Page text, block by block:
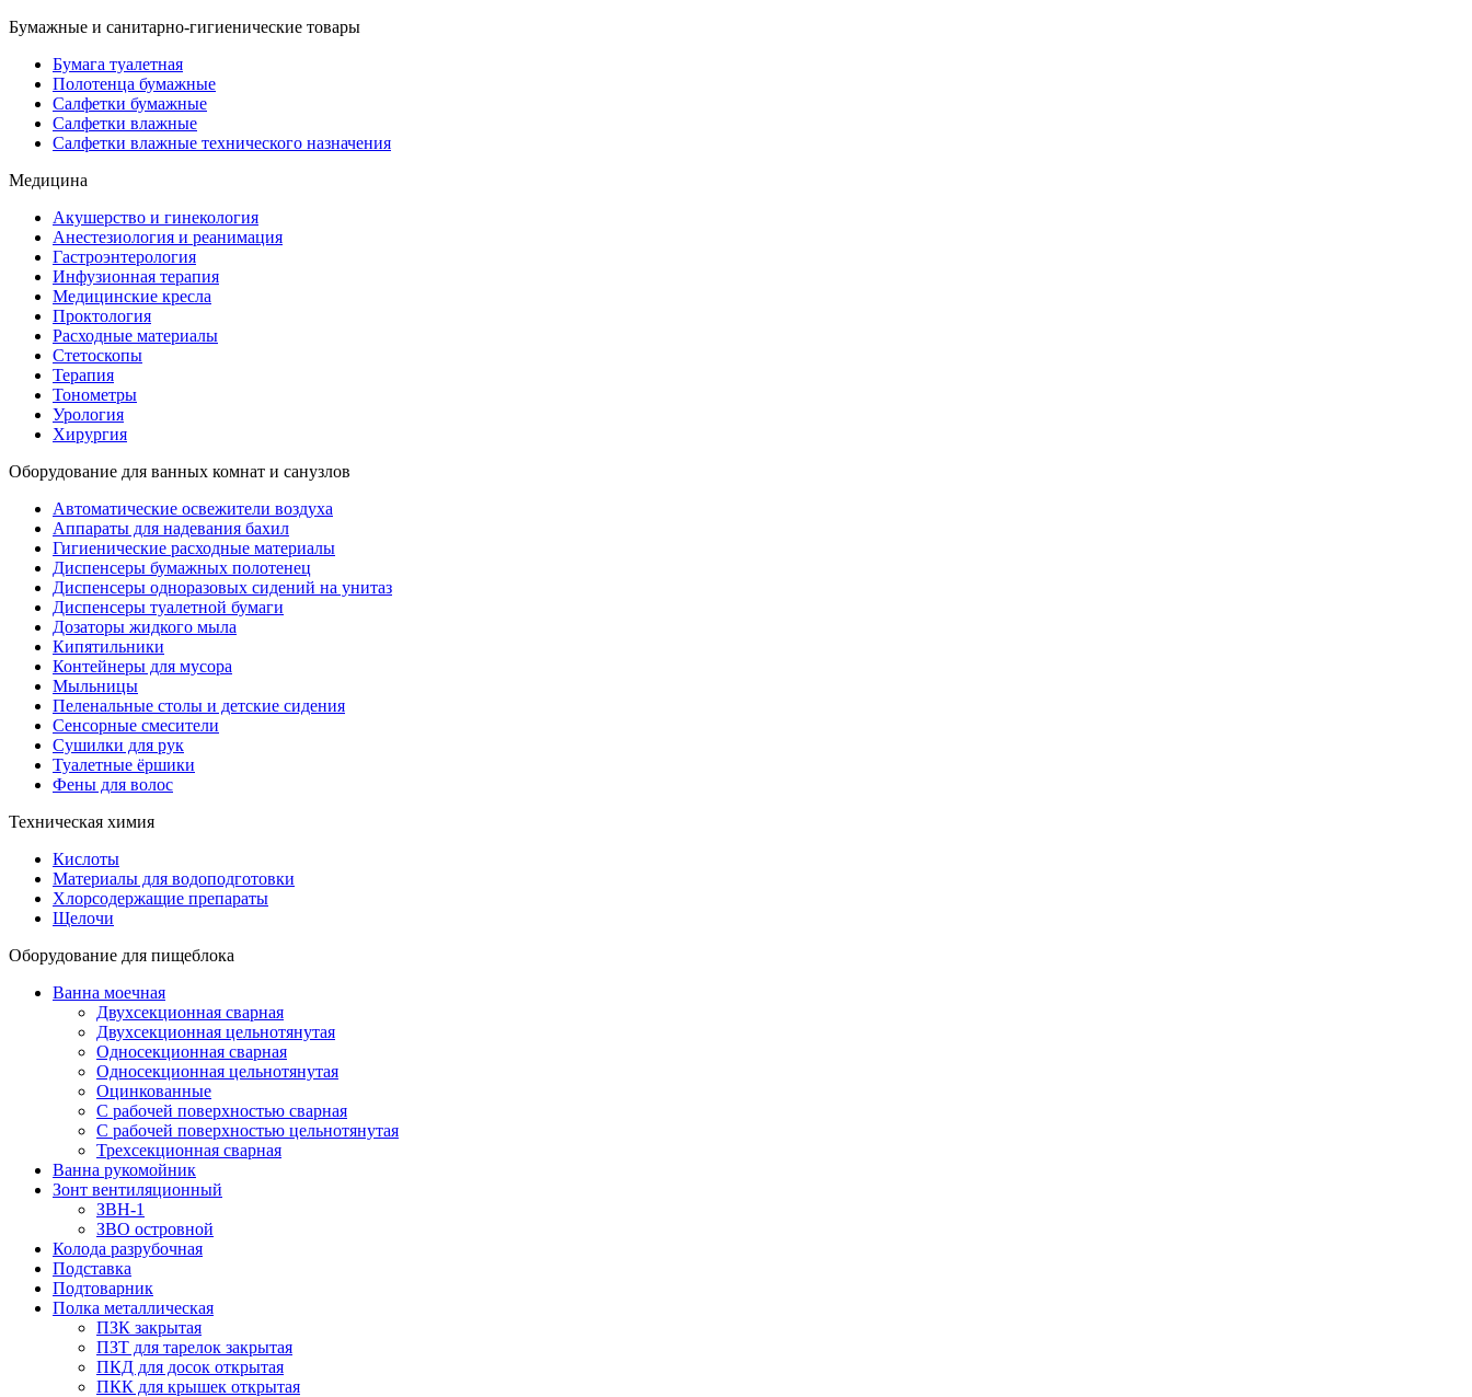
Бумажные и санитарно-гигиенические товары
Бумага туалетная
Полотенца бумажные
Салфетки бумажные
Салфетки влажные
Салфетки влажные технического назначения
Медицина
Акушерство и гинекология
Анестезиология и реанимация
Гастроэнтерология
Инфузионная терапия
Медицинские кресла
Проктология
Расходные материалы
Стетоскопы
Терапия
Тонометры
Урология
Хирургия
Оборудование для ванных комнат и санузлов
Автоматические освежители воздуха
Аппараты для надевания бахил
Гигиенические расходные материалы
Диспенсеры бумажных полотенец
Диспенсеры одноразовых сидений на унитаз
Диспенсеры туалетной бумаги
Дозаторы жидкого мыла
Кипятильники
Контейнеры для мусора
Мыльницы
Пеленальные столы и детские сидения
Сенсорные смесители
Сушилки для рук
Туалетные ёршики
Фены для волос
Техническая химия
Кислоты
Материалы для водоподготовки
Хлорсодержащие препараты
Щелочи
Оборудование для пищеблока
Ванна моечная
Двухсекционная сварная
Двухсекционная цельнотянутая
Односекционная сварная
Односекционная цельнотянутая
Оцинкованные
С рабочей поверхностью сварная
С рабочей поверхностью цельнотянутая
Трехсекционная сварная
Ванна рукомойник
Зонт вентиляционный
ЗВН-1
ЗВО островной
Колода разрубочная
Подставка
Подтоварник
Полка металлическая
ПЗК закрытая
ПЗТ для тарелок закрытая
ПКД для досок открытая
ПКК для крышек открытая